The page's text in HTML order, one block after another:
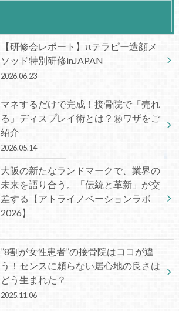
【研修会レポート】πテラピー造顔メ
ソッド特別研修inJAPAN
2026.06.23
マネするだけで完成！接骨院で「売れ
る」ディスプレイ術とは？㊙ワザをご
紹介
2026.05.14
大阪の新たなランドマークで、業界の
未来を語り合う。「伝統と革新」が交
差する【アトライノベーションラボ
2026】
”8割が女性患者”の接骨院はココが違
う！センスに頼らない居心地の良さは
どう生まれた？
2025.11.06